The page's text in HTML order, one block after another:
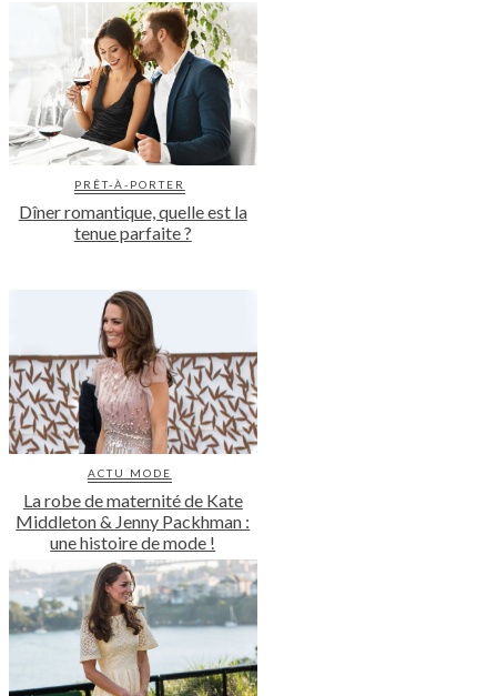
PRÊT-À-PORTER
Dîner romantique, quelle est la
tenue parfaite ?
ACTU MODE
La robe de maternité de Kate
Middleton & Jenny Packhman :
une histoire de mode !